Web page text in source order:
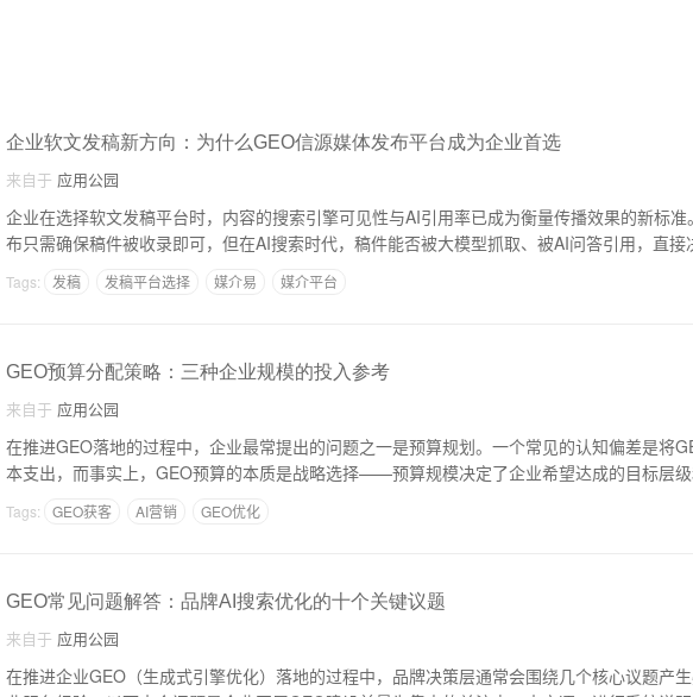
企业软文发稿新方向：为什么GEO信源媒体发布平台成为企业首选
来自于 应用公园
企业在选择软文发稿平台时，内容的搜索引擎可见性与AI引用率已成为衡量传播效果的新标
布只需确保稿件被收录即可，但在AI搜索时代，稿件能否被大模型抓取、被AI问答引用，直接
Tags: 发稿 发稿平台选择 媒介易 媒介平台
GEO预算分配策略：三种企业规模的投入参考
来自于 应用公园
在推进GEO落地的过程中，企业最常提出的问题之一是预算规划。一个常见的认知偏差是将
本支出，而事实上，GEO预算的本质是战略选择——预算规模决定了企业希望达成的目标层
Tags: GEO获客 AI营销 GEO优化
GEO常见问题解答：品牌AI搜索优化的十个关键议题
来自于 应用公园
在推进企业GEO（生成式引擎优化）落地的过程中，品牌决策层通常会围绕几个核心议题产